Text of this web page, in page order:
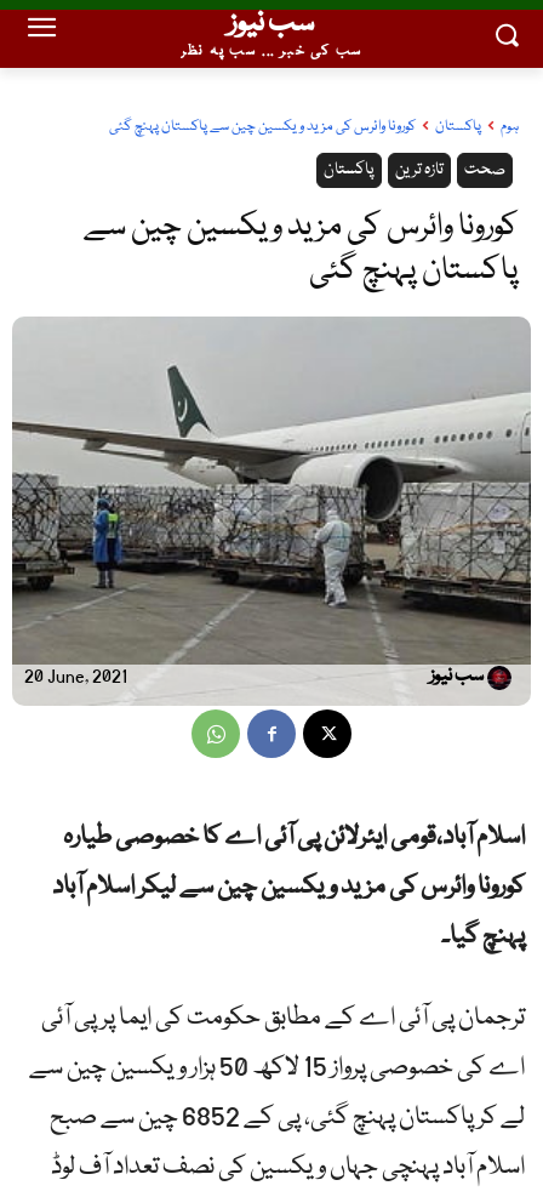
سب نیوز
سب کی خبر ... سب پہ نظر
ہوم پاکستان کورونا وائرس کی مزید ویکسین چین سے پاکستان پہنچ گئی
پاکستان تازہ ترین صحت
کورونا وائرس کی مزید ویکسین چین سے
پاکستان پہنچ گئی
20 June, 2021 سب نیوز
اسلام آباد،قومی ایئرلائن پی آئی اے کا خصوصی طیارہ
کورونا وائرس کی مزید ویکسین چین سے لیکر اسلام آباد
پہنچ گیا۔
ترجمان پی آئی اے کے مطابق حکومت کی ایما پر پی آئی
اے کی خصوصی پرواز 15 لاکھ 50 ہزار ویکسین چین سے
لے کر پاکستان پہنچ گئی، پی کے 6852 چین سے صبح
اسلام آباد پہنچی جہاں ویکسین کی نصف تعداد آف لوڈ